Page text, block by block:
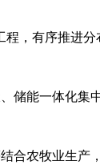
，有序推进
储能一体化集
合农牧业生产